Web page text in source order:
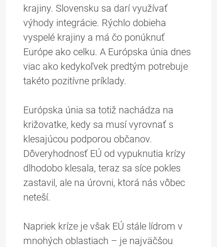
krajiny. Slovensku sa darí využívať
výhody integrácie. Rýchlo dobieha
vyspelé krajiny a má čo ponúknuť
Európe ako celku. A Európska únia dnes
viac ako kedykoľvek predtým potrebuje
takéto pozitívne príklady.
Európska únia sa totiž nachádza na
križovatke, kedy sa musí vyrovnať s
klesajúcou podporou občanov.
Dôveryhodnosť EÚ od vypuknutia krízy
dlhodobo klesala, teraz sa síce pokles
zastavil, ale na úrovni, ktorá nás vôbec
neteší.
Napriek kríze je však EÚ stále lídrom v
mnohých oblastiach – je najväčšou